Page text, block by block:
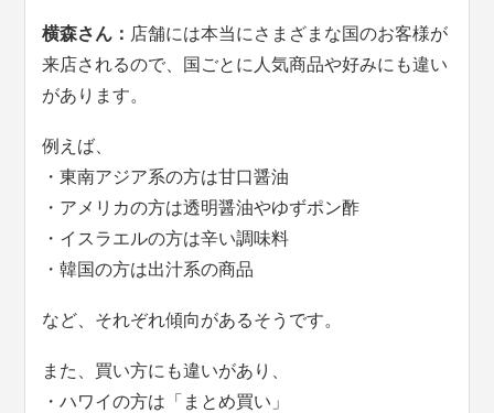
横森さん： 店舗には本当にさまざまな国のお客様が
来店されるので、国ごとに人気商品や好みにも違い
があります。
例えば、
・東南アジア系の方は甘口醤油
・アメリカの方は透明醤油やゆずポン酢
・イスラエルの方は辛い調味料
・韓国の方は出汁系の商品
など、それぞれ傾向があるそうです。
また、買い方にも違いがあり、
・ハワイの方は「まとめ買い」